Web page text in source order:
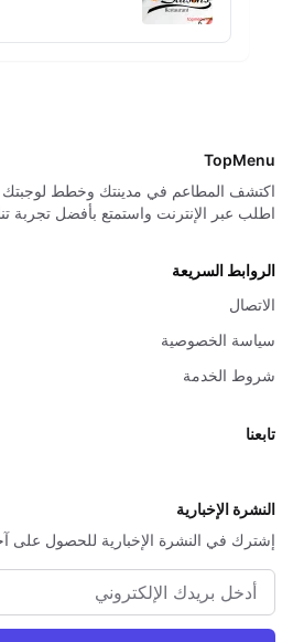
TopMenu
اطلب عبر الإنترنت واستمتع بأفضل تجربة
الروابط السريعة
الاتصال
سياسة الخصوصية
شروط الخدمة
تابعنا
النشرة الإخبارية
إشترك في النشرة الإخبارية للحصول على
البريد الإلكتروني